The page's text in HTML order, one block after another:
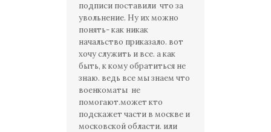
подписи поставили что за
увольнение. Ну их можно
понять- как никак
начальство приказало. вот
хочу служить и все. а как
быть, к кому обратиться не
знаю. ведь все мы знаем что
военкоматы не
помогают.может кто
подскажет части в москве и
московской области. или